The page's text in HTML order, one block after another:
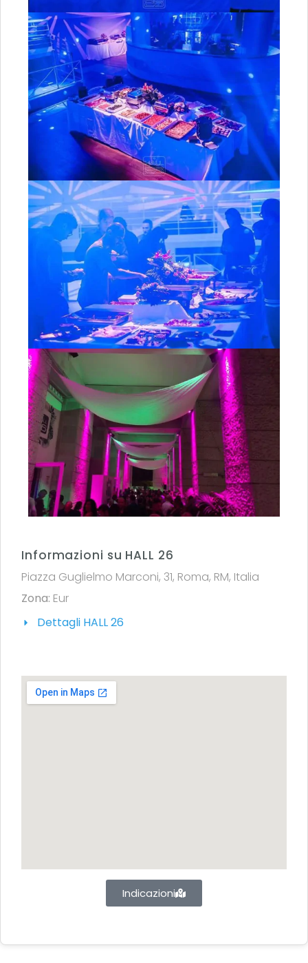
Informazioni su HALL 26
Piazza Guglielmo Marconi, 31, Roma, RM, Italia
Zona: Eur
Dettagli HALL 26
Indicazioni